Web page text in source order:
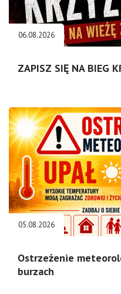
06.08.2026
ZAPISZ SIĘ NA BIEG
05.08.2026
Ostrzeżenie
burzach